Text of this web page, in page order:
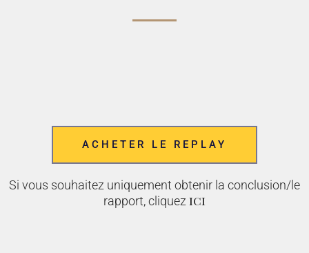
ACHETER LE REPLAY
Si vous souhaitez uniquement obtenir la conclusion/le
rapport, cliquez ici